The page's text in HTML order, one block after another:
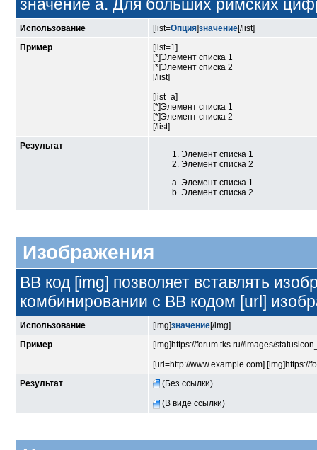
значение а. Для больших римских
Использование [list=Опция]значение[/list]
Пример
[list=1]
[*]Элемент списка 1
[*]Элемент списка 2
[/list]
[list=a]
[*]Элемент списка 1
[*]Элемент списка 2
[/list]
Результат
Элемент списка 1
Элемент списка 2
Элемент списка 1
Элемент списка 2
Изображения
BB код [img] позволяет вставлять
комбинировании с BB кодом [url]
Использование [img]значение[/img]
Пример
[img]https://forum.tks.ru//images/
[url=http://www.example.com] [img]https://
Результат
(Без ссылки)
(В виде ссылки)